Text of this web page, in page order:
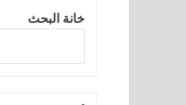
خانة البحث